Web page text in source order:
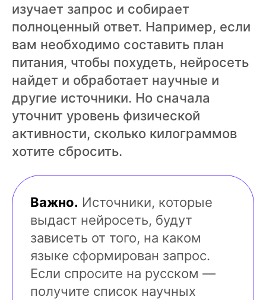
изучает запрос и собирает
полноценный ответ. Например, если
вам необходимо составить план
питания, чтобы похудеть, нейросеть
найдет и обработает научные и
другие источники. Но сначала
уточнит уровень физической
активности, сколько килограммов
хотите сбросить.
Важно. Источники, которые
выдаст нейросеть, будут
зависеть от того, на каком
языке сформирован запрос.
Если спросите на русском —
получите список научных